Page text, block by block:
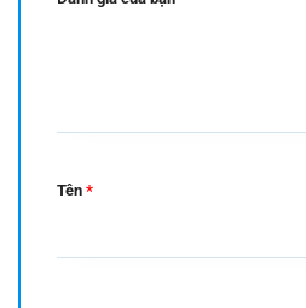
Tên *